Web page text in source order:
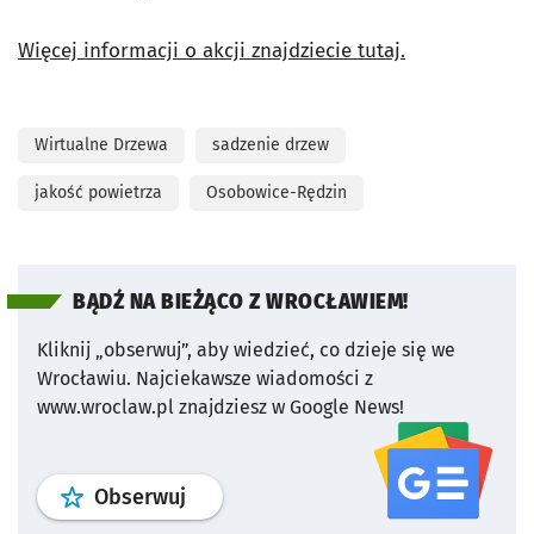
Więcej informacji o akcji znajdziecie tutaj.
Wirtualne Drzewa sadzenie drzew
jakość powietrza Osobowice-Rędzin
BĄDŹ NA BIEŻĄCO Z WROCŁAWIEM!
Kliknij „obserwuj”, aby wiedzieć, co dzieje się we
Wrocławiu. Najciekawsze wiadomości z
www.wroclaw.pl znajdziesz w Google News!
Obserwuj profil serwisu